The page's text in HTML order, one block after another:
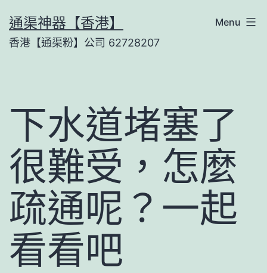
to
content
通渠神器【香港】
香港【通渠粉】公司 62728207
Menu
下水道堵塞了
很難受，怎麼
疏通呢？一起
看看吧